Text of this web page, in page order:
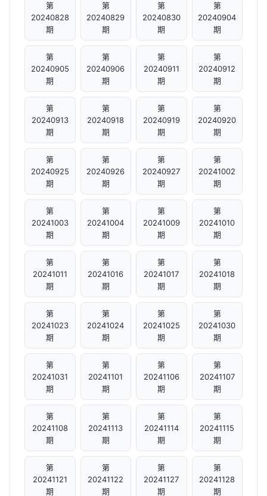
第
20240828
期
第
20240829
期
第
20240830
期
第
20240904
期
第
20240905
期
第
20240906
期
第
20240911
期
第
20240912
期
第
20240913
期
第
20240918
期
第
20240919
期
第
20240920
期
第
20240925
期
第
20240926
期
第
20240927
期
第
20241002
期
第
20241003
期
第
20241004
期
第
20241009
期
第
20241010
期
第
20241011
期
第
20241016
期
第
20241017
期
第
20241018
期
第
20241023
期
第
20241024
期
第
20241025
期
第
20241030
期
第
20241031
期
第
20241101
期
第
20241106
期
第
20241107
期
第
20241108
期
第
20241113
期
第
20241114
期
第
20241115
期
第
20241121
期
第
20241122
期
第
20241127
期
第
20241128
期